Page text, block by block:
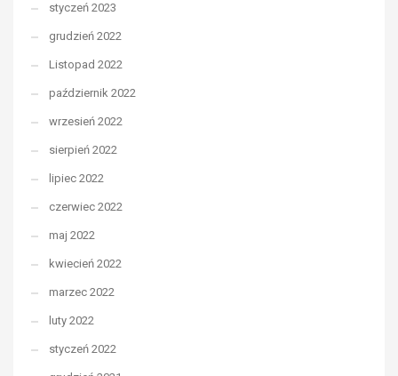
styczeń 2023
grudzień 2022
Listopad 2022
październik 2022
wrzesień 2022
sierpień 2022
lipiec 2022
czerwiec 2022
maj 2022
kwiecień 2022
marzec 2022
luty 2022
styczeń 2022